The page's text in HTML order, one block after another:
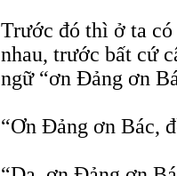
Trước đó thì ở ta
nhau, trước bất cứ
ngữ “ơn Đảng ơn
“Ơn Đảng ơn Bác,